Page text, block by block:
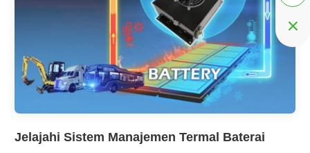
Jelajahi Sistem Manajemen Termal Baterai
